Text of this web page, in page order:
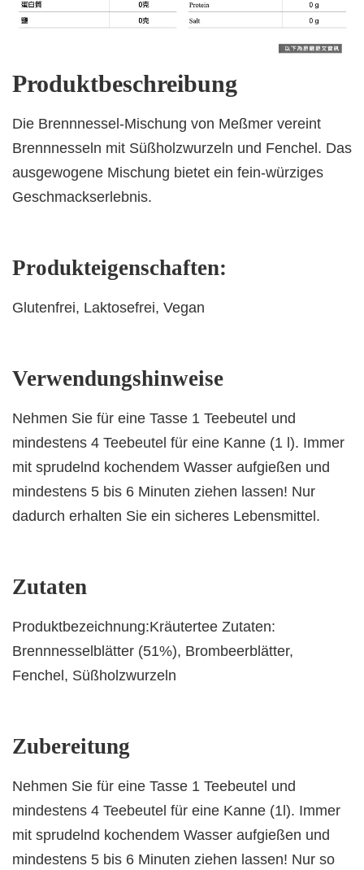
Produktbeschreibung
Die Brennnessel-Mischung von Meßmer vereint
Brennnesseln mit Süßholzwurzeln und Fenchel. Das
ausgewogene Mischung bietet ein fein-würziges
Geschmackserlebnis.
Produkteigenschaften:
Glutenfrei, Laktosefrei, Vegan
Verwendungshinweise
Nehmen Sie für eine Tasse 1 Teebeutel und
mindestens 4 Teebeutel für eine Kanne (1 l). Immer
mit sprudelnd kochendem Wasser aufgießen und
mindestens 5 bis 6 Minuten ziehen lassen! Nur
dadurch erhalten Sie ein sicheres Lebensmittel.
Zutaten
Produktbezeichnung:Kräutertee Zutaten:
Brennnesselblätter (51%), Brombeerblätter,
Fenchel, Süßholzwurzeln
Zubereitung
Nehmen Sie für eine Tasse 1 Teebeutel und
mindestens 4 Teebeutel für eine Kanne (1l). Immer
mit sprudelnd kochendem Wasser aufgießen und
mindestens 5 bis 6 Minuten ziehen lassen! Nur so